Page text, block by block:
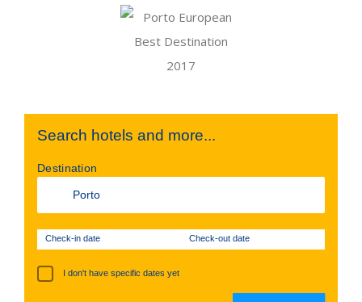
Search hotels and more...
Destination
Check-in date Check-out date
I don't have specific dates yet